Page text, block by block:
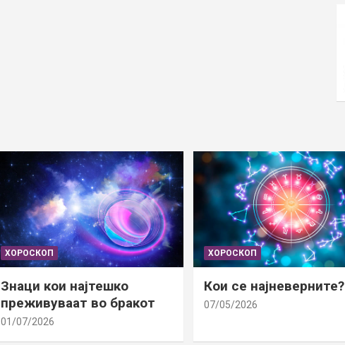
ХОРОСКОП
Знаци кои најтешко
преживуваат во бракот
01/07/2026
ХОРОСКОП
Кои се најневерните?
07/05/2026